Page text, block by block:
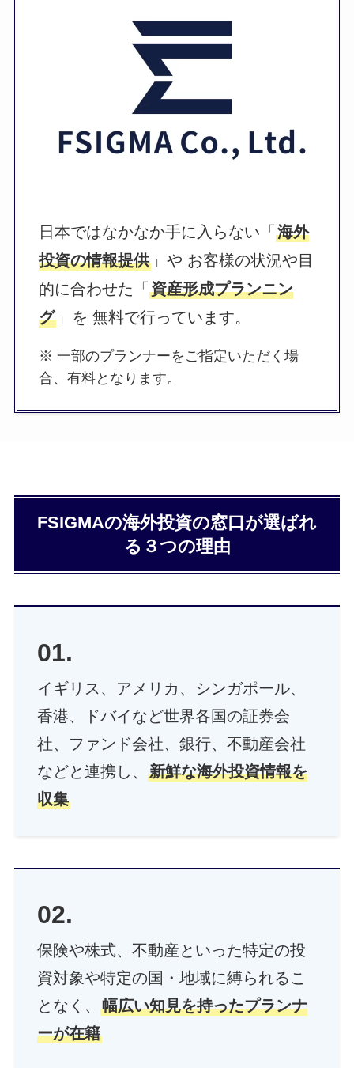
日本ではなかなか手に入らない「 海外
投資の情報提供」や お客様の状況や目
的に合わせた「 資産形成プランニン
グ」を 無料で行っています。
※ 一部のプランナーをご指定いただく場
合、有料となります。
FSIGMAの海外投資の窓口が選ばれ
る３つの理由
01.
イギリス、アメリカ、シンガポール、
香港、ドバイなど世界各国の証券会
社、ファンド会社、銀行、不動産会社
などと連携し、新鮮な海外投資情報を
収集
02.
保険や株式、不動産といった特定の投
資対象や特定の国・地域に縛られるこ
となく、幅広い知見を持ったプランナ
ーが在籍